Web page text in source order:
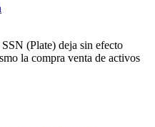
(Plate) deja sin efecto
la compra venta de activos